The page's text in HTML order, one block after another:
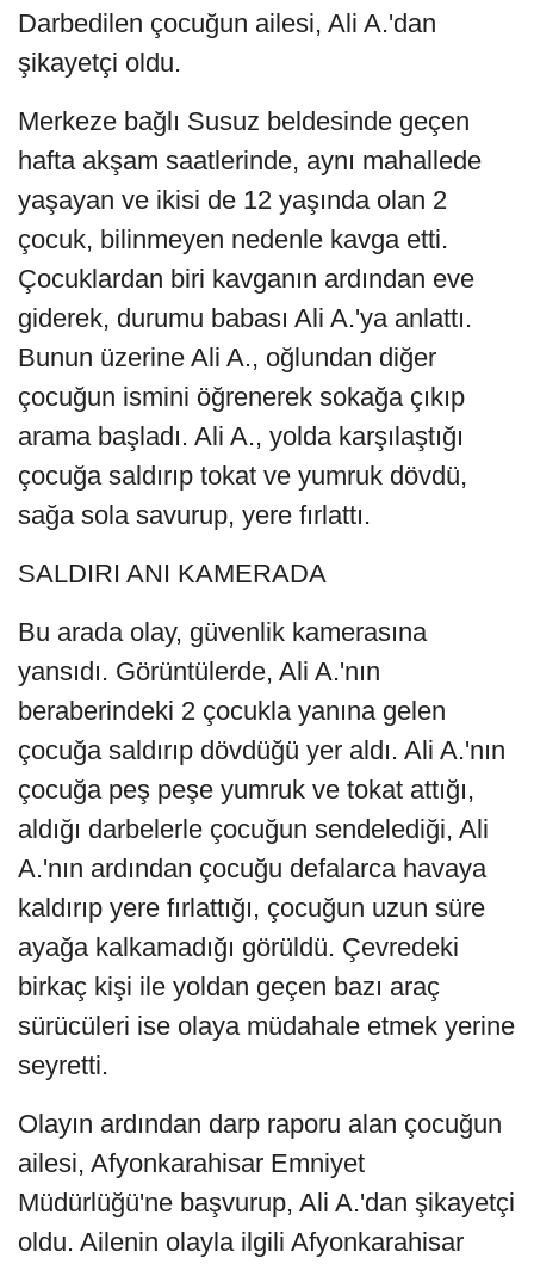
Darbedilen çocuğun ailesi, Ali A.'dan
şikayetçi oldu.
Merkeze bağlı Susuz beldesinde geçen
hafta akşam saatlerinde, aynı mahallede
yaşayan ve ikisi de 12 yaşında olan 2
çocuk, bilinmeyen nedenle kavga etti.
Çocuklardan biri kavganın ardından eve
giderek, durumu babası Ali A.'ya anlattı.
Bunun üzerine Ali A., oğlundan diğer
çocuğun ismini öğrenerek sokağa çıkıp
arama başladı. Ali A., yolda karşılaştığı
çocuğa saldırıp tokat ve yumruk dövdü,
sağa sola savurup, yere fırlattı.
SALDIRI ANI KAMERADA
Bu arada olay, güvenlik kamerasına
yansıdı. Görüntülerde, Ali A.'nın
beraberindeki 2 çocukla yanına gelen
çocuğa saldırıp dövdüğü yer aldı. Ali A.'nın
çocuğa peş peşe yumruk ve tokat attığı,
aldığı darbelerle çocuğun sendelediği, Ali
A.'nın ardından çocuğu defalarca havaya
kaldırıp yere fırlattığı, çocuğun uzun süre
ayağa kalkamadığı görüldü. Çevredeki
birkaç kişi ile yoldan geçen bazı araç
sürücüleri ise olaya müdahale etmek yerine
seyretti.
Olayın ardından darp raporu alan çocuğun
ailesi, Afyonkarahisar Emniyet
Müdürlüğü'ne başvurup, Ali A.'dan şikayetçi
oldu. Ailenin olayla ilgili Afyonkarahisar